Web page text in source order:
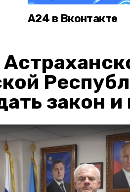
А24 в Вконтакте
закон и